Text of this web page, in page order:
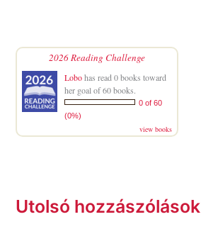
2026 Reading Challenge
Lobohas read 0 books toward
her goal of 60 books.
0 of 60
(0%)
view books
Utolsó hozzászólások